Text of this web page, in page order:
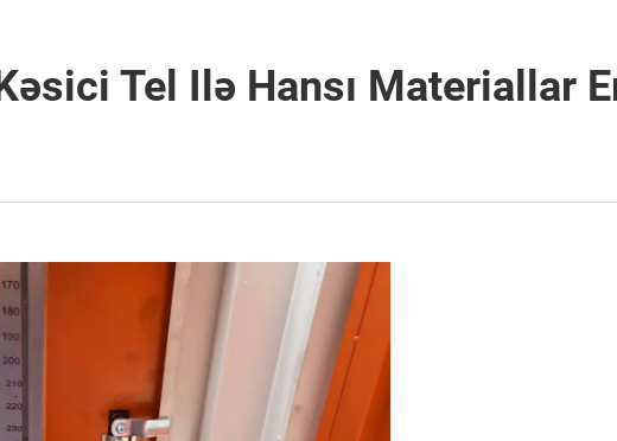
Tel Ilə Hansı Materiallar